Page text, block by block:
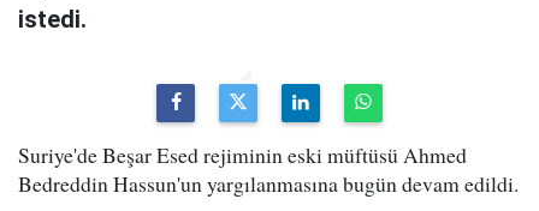
istedi.
Suriye'de Beşar Esed rejiminin eski müftüsü Ahmed
Bedreddin Hassun'un yargılanmasına bugün devam edildi.